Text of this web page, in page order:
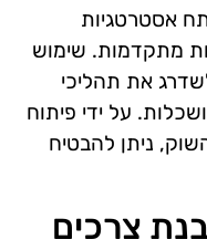
אסטרטגיות
מתקדמות. שימוש
את תהליכי
על ידי פיתוח
ניתן להבטיח
צרכים